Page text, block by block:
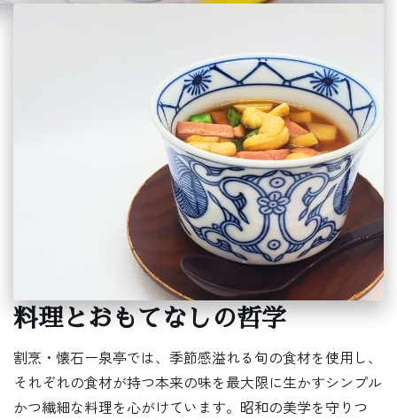
料理とおもてなしの哲学
割烹・懐石ー泉亭では、季節感溢れる旬の食材を使用し、
それぞれの食材が持つ本来の味を最大限に生かすシンプル
かつ繊細な料理を心がけています。昭和の美学を守りつ